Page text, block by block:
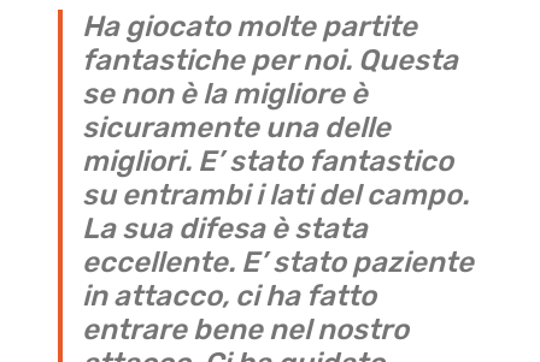
Ha giocato molte partite
fantastiche per noi. Questa
se non è la migliore è
sicuramente una delle
migliori. E’ stato fantastico
su entrambi i lati del campo.
La sua difesa è stata
eccellente. E’ stato paziente
in attacco, ci ha fatto
entrare bene nel nostro